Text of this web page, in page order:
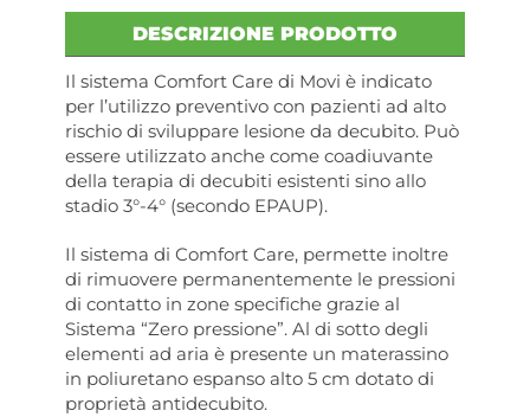
DESCRIZIONE PRODOTTO
Il sistema Comfort Care di Movi è indicato
per l’utilizzo preventivo con pazienti ad alto
rischio di sviluppare lesione da decubito. Può
essere utilizzato anche come coadiuvante
della terapia di decubiti esistenti sino allo
stadio 3°-4° (secondo EPAUP).
Il sistema di Comfort Care, permette inoltre
di rimuovere permanentemente le pressioni
di contatto in zone specifiche grazie al
Sistema “Zero pressione”. Al di sotto degli
elementi ad aria è presente un materassino
in poliuretano espanso alto 5 cm dotato di
proprietà antidecubito.